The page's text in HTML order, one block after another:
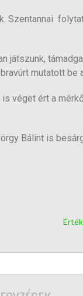
Szentannai
játszunk,
mutatott be
is véget ért a
Bálint is